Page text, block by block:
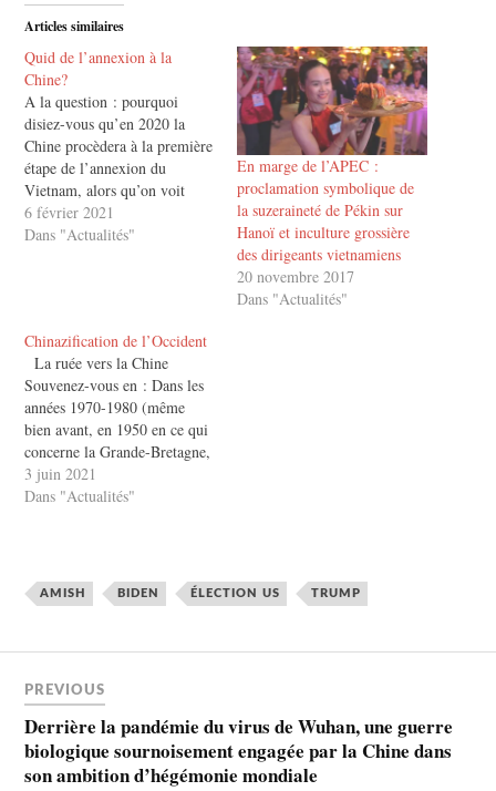
Articles similaires
Quid de l’annexion à la
Chine?
A la question : pourquoi
disiez-vous qu’en 2020 la
Chine procèdera à la première
étape de l’annexion du
Vietnam, alors qu’on voit
qu’il n’en a rien été,
maintenant qu’est entamée
compromis affairiste…
6 février 2021
Dans "Actualités"
En marge de l’APEC :
proclamation symbolique de
la suzeraineté de Pékin sur
Hanoï et inculture grossière
des dirigeants vietnamiens
20 novembre 2017
Dans "Actualités"
Chinazification de l’Occident
La ruée vers la Chine
Souvenez-vous en : Dans les
années 1970-1980 (même
bien avant, en 1950 en ce qui
concerne la Grande-Bretagne,
la Suède et la Suisse, en 1964
pour la France), encore en
dirigeants des mêmes…
3 juin 2021
Dans "Actualités"
AMISH BIDEN ÉLECTION US TRUMP
PREVIOUS
Derrière la pandémie du virus de Wuhan, une guerre
biologique sournoisement engagée par la Chine dans
son ambition d’hégémonie mondiale